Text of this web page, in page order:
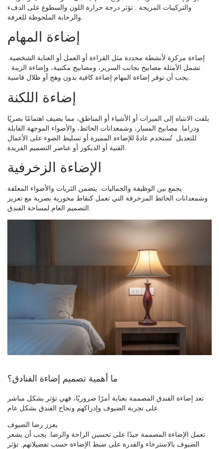
والتركيبات المريحة
. تؤثر درجة حرارة اللون والسطوع على الدفء
إضاءة المهام
إضاءة مركزة لأنشطة محددة مثل القراءة أو العمل أو العناية الشخصية.
تشمل الأمثلة مصابيح بجانب السرير، ومصابيح مكتبية، وإضاءة الزينة
إضاءة اللكنة
يلفت الانتباه إلى الميزات أو الأشياء أو المناطق، مما يضيف اهتمامًا بصريًا
ودراما. مصابيح المسار، وشمعدانات الحائط، والأضواء الموجهة القابلة
للتعديل تُستخدم عادةً للإضاءة المميزة أو تسليط الضوء على الأعمال
الإضاءة الزخرفية
يجمع بين الوظيفة والجماليات. يتضمن الثريات والأضواء المعلقة
وشمعدانات الحائط المزخرفة التي تعمل كنقاط محورية بصرية مع تعزيز
ما أهمية تصميم إضاءة الفنادق؟
تعد إضاءة الفندق المصممة بعناية أمرًا ضروريًا، فهي تؤثر بشكل مباشر
يعزز رضا الضيوف
تعمل الإضاءة المصممة جيدًا على تحسين الراحة والرضا. يجب أن يشعر
الضيوف بالاسترخاء والقدرة على ضبط الإضاءة حسب تفضيلاتهم. تؤثر